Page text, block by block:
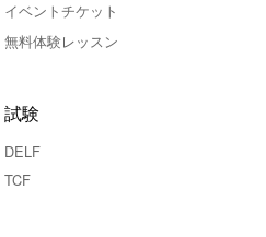
イベントチケット
無料体験レッスン
試験
DELF
TCF